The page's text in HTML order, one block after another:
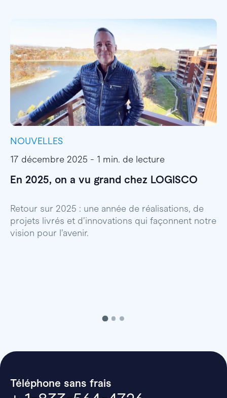
NOUVELLES
17 décembre 2025 - 1 min. de lecture
En 2025, on a vu grand chez LOGISCO
Retour sur 2025 : une année de réalisations, de
projets livrés et d’innovations qui façonnent notre
vision pour l’avenir.
Téléphone sans frais